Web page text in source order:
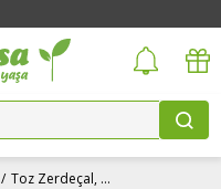
Toz Zerdeçal, Tuzluk Kapak (55 gr) Bağdat